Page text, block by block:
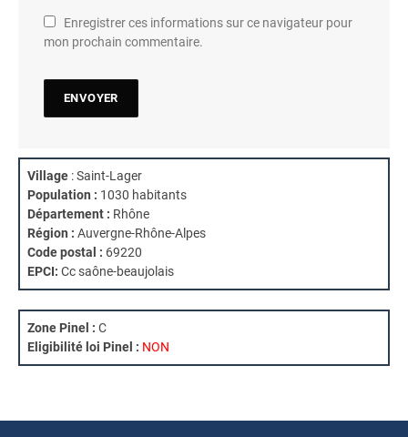
Enregistrer ces informations sur ce navigateur pour
mon prochain commentaire.
Village : Saint-Lager
Population : 1030 habitants
Département : Rhône
Région : Auvergne-Rhône-Alpes
Code postal : 69220
EPCI: Cc saône-beaujolais
Zone Pinel : C
Eligibilité loi Pinel : NON